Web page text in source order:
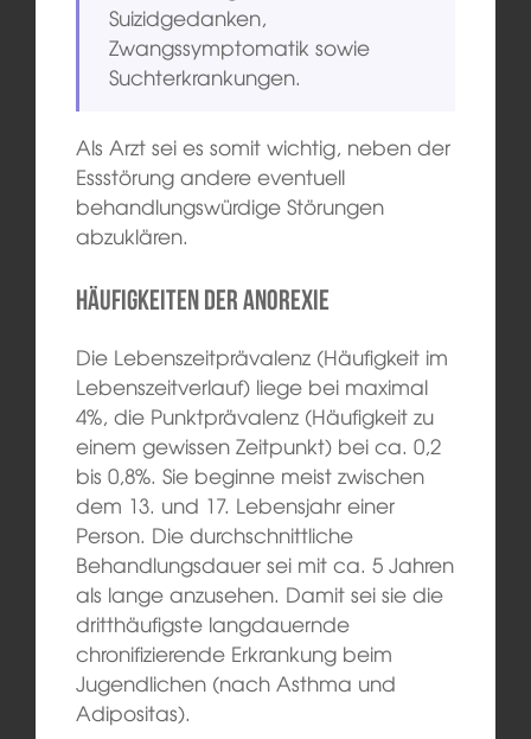
Suizidgedanken,
Zwangssymptomatik sowie
Suchterkrankungen.
Als Arzt sei es somit wichtig, neben der
Essstörung andere eventuell
behandlungswürdige Störungen
abzuklären.
Häufigkeiten der Anorexie
Die Lebenszeitprävalenz (Häufigkeit im
Lebenszeitverlauf) liege bei maximal
4%, die Punktprävalenz (Häufigkeit zu
einem gewissen Zeitpunkt) bei ca. 0,2
bis 0,8%. Sie beginne meist zwischen
dem 13. und 17. Lebensjahr einer
Person. Die durchschnittliche
Behandlungsdauer sei mit ca. 5 Jahren
als lange anzusehen. Damit sei sie die
dritthäufigste langdauernde
chronifizierende Erkrankung beim
Jugendlichen (nach Asthma und
Adipositas).